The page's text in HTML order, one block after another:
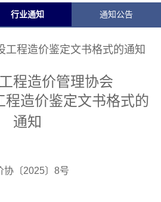
行业通知 通知公告
工程造价鉴定文书格式的通知
程造价管理协会
程造价鉴定文书格式的
通知
协〔2025〕8号